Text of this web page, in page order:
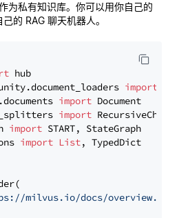
为私有知识库。你可以用你自己的
的 RAG 聊天机器人。
import
import
import
import
import List, TypedDict
milvus.io/docs/overview.md"